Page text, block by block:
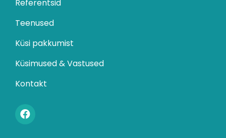
Referentsid
Teenused
Küsi pakkumist
Küsimused & Vastused
Kontakt